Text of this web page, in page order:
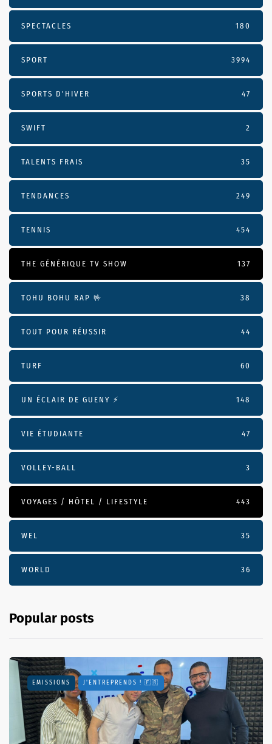
SPECTACLES 180
SPORT 3994
SPORTS D'HIVER 47
SWIFT 2
TALENTS FRAIS 35
TENDANCES 249
TENNIS 454
THE GÉNÉRIQUE TV SHOW 137
TOHU BOHU RAP 🤟 38
TOUT POUR RÉUSSIR 44
TURF 60
UN ÉCLAIR DE GUENY ⚡️ 148
VIE ÉTUDIANTE 47
VOLLEY-BALL 3
VOYAGES / HÔTEL / LIFESTYLE 443
WEL 35
WORLD 36
Popular posts
EMISSIONS J'ENTREPRENDS ! 🇫🇷